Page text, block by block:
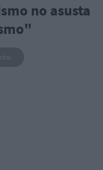
no asusta